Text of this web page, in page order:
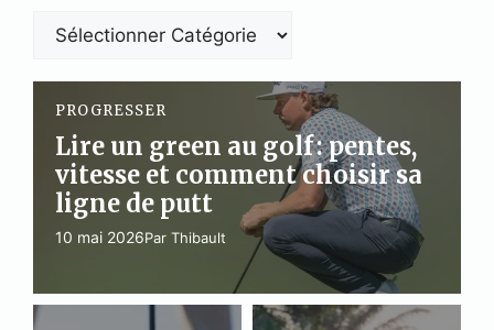
Catégories
PROGRESSER
Lire un green au golf : pentes,
vitesse et comment choisir sa
ligne de putt
10 mai 2026Par Thibault